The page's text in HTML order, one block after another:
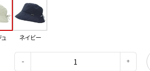
ネイビー